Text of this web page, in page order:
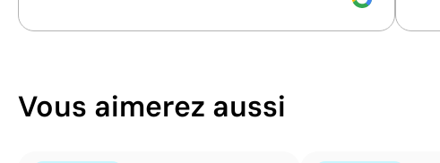
Vous aimerez aussi